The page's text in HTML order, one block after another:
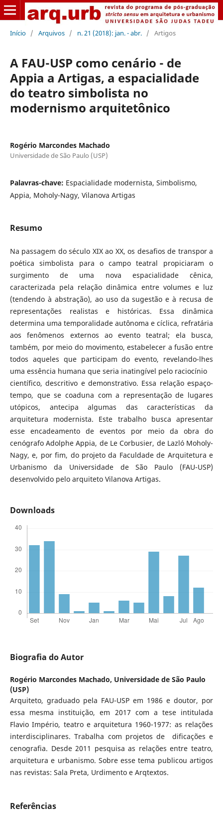
Início / Arquivos / n. 21 (2018): jan. - abr. / Artigos
A FAU-USP como cenário - de
Appia a Artigas, a espacialidade
do teatro simbolista no
modernismo arquitetônico
Rogério Marcondes Machado
Universidade de São Paulo (USP)
Palavras-chave: Espacialidade modernista, Simbolismo,
Appia, Moholy-Nagy, Vilanova Artigas
Resumo
Na passagem do século XIX ao XX, os desafios de transpor a
poética simbolista para o campo teatral propiciaram o
surgimento de uma nova espacialidade cênica,
caracterizada pela relação dinâmica entre volumes e luz
(tendendo à abstração), ao uso da sugestão e à recusa de
representações realistas e históricas. Essa dinâmica
determina uma temporalidade autônoma e cíclica, refratária
aos fenômenos externos ao evento teatral; ela busca,
também, por meio do movimento, estabelecer a fusão entre
todos aqueles que participam do evento, revelando-lhes
uma essência humana que seria inatingível pelo raciocínio
científico, descritivo e demonstrativo. Essa relação espaço-
tempo, que se coaduna com a representação de lugares
utópicos, antecipa algumas das características da
arquitetura modernista. Este trabalho busca apresentar
esse encadeamento de eventos por meio da obra do
cenógrafo Adolphe Appia, de Le Corbusier, de Lazló Moholy-
Nagy, e, por fim, do projeto da Faculdade de Arquitetura e
Urbanismo da Universidade de São Paulo (FAU-USP)
desenvolvido pelo arquiteto Vilanova Artigas.
Downloads
Biografia do Autor
Rogério Marcondes Machado, Universidade de São Paulo
(USP)
Arquiteto, graduado pela FAU-USP em 1986 e doutor, por
essa mesma instituição, em 2017 com a tese intitulada
Flavio Império, teatro e arquitetura 1960-1977: as relações
interdisciplinares. Trabalha com projetos de dificações e
cenografia. Desde 2011 pesquisa as relações entre teatro,
arquitetura e urbanismo. Sobre esse tema publicou artigos
nas revistas: Sala Preta, Urdimento e Arqtextos.
Referências